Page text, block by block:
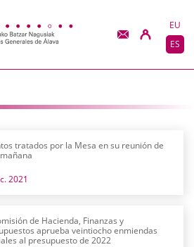
- JJGG-
EU
ES
tratados por la Mesa en su reunión de
2021
de Hacienda, Finanzas y
aprueba veintiocho enmiendas
al presupuesto de 2022